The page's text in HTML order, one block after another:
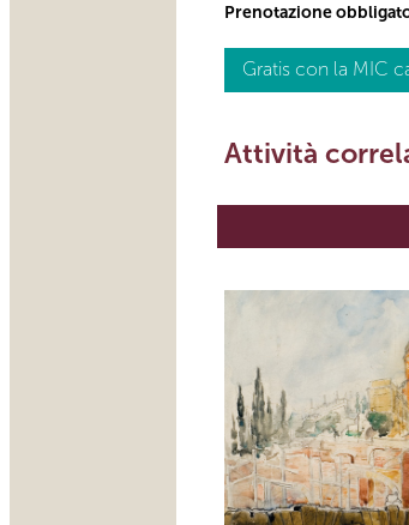
Prenotazione
Gratis con la MIC
Attività